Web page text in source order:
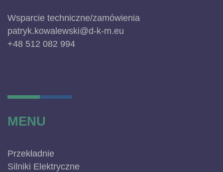
Wsparcie techniczne/zamówienia
patryk.kowalewski@d-k-m.eu
+48 512 082 994
MENU
Przekładnie
Silniki Elektryczne